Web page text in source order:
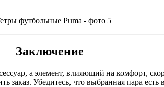
Заключение
а элемент, влияющий на комфорт,
Убедитесь, что выбранная пара